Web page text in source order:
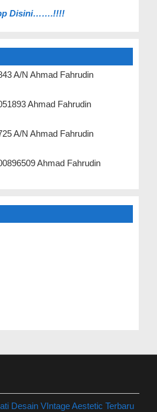
Disini…….!!!!
A/N Ahmad Fahrudin
Ahmad Fahrudin
A/N Ahmad Fahrudin
Ahmad Fahrudin
Desain VIntage Aestetic Terbaru